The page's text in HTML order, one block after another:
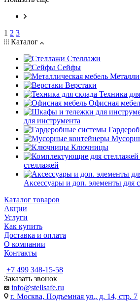
1 2 3
Каталог
Стеллажи
Сейфы
Верстаки
Техника
Офисная
для инструмента
Ключницы
стеллажей
Аксессуары и доп. элементы для
Каталог товаров
Акции
Услуги
Как купить
Доставка и оплата
О компании
Контакты
+7 499 348-15-58
Заказать звонок
info@stellsafe.ru
г. Москва, Подъемная ул., д. 14, стр. 7